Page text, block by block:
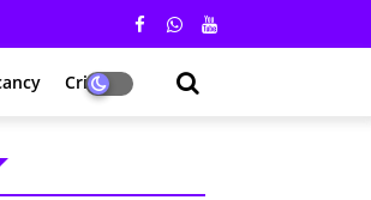
Crime